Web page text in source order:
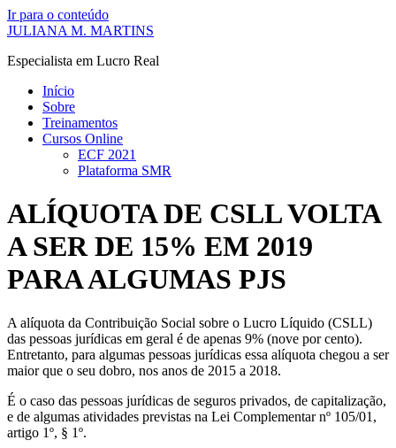
Ir para o conteúdo
JULIANA M. MARTINS
Especialista em Lucro Real
Início
Sobre
Treinamentos
Cursos Online
ECF 2021
Plataforma SMR
ALÍQUOTA DE CSLL VOLTA
A SER DE 15% EM 2019
PARA ALGUMAS PJS
A alíquota da Contribuição Social sobre o Lucro Líquido (CSLL)
das pessoas jurídicas em geral é de apenas 9% (nove por cento).
Entretanto, para algumas pessoas jurídicas essa alíquota chegou a ser
maior que o seu dobro, nos anos de 2015 a 2018.
É o caso das pessoas jurídicas de seguros privados, de capitalização,
e de algumas atividades previstas na Lei Complementar nº 105/01,
artigo 1º, § 1º.